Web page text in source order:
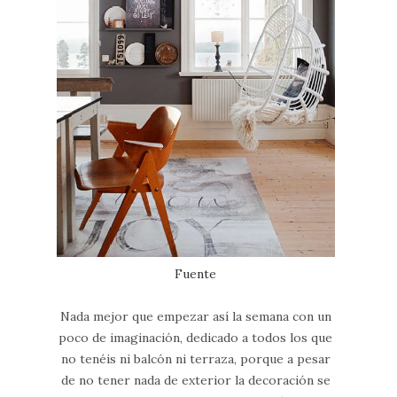
Fuente
Nada mejor que empezar así la semana con un
poco de imaginación, dedicado a todos los que
no tenéis ni balcón ni terraza, porque a pesar
de no tener nada de exterior la decoración se